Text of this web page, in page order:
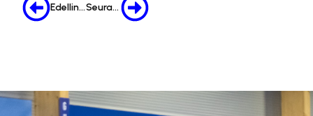
Edellinen Seuraava